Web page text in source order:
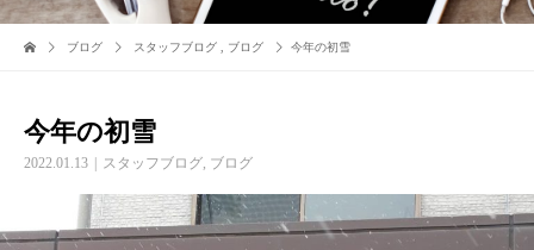
ブログ スタッフブログ ブログ 今年の初雪
今年の初雪
2022.01.13 スタッフブログ, ブログ